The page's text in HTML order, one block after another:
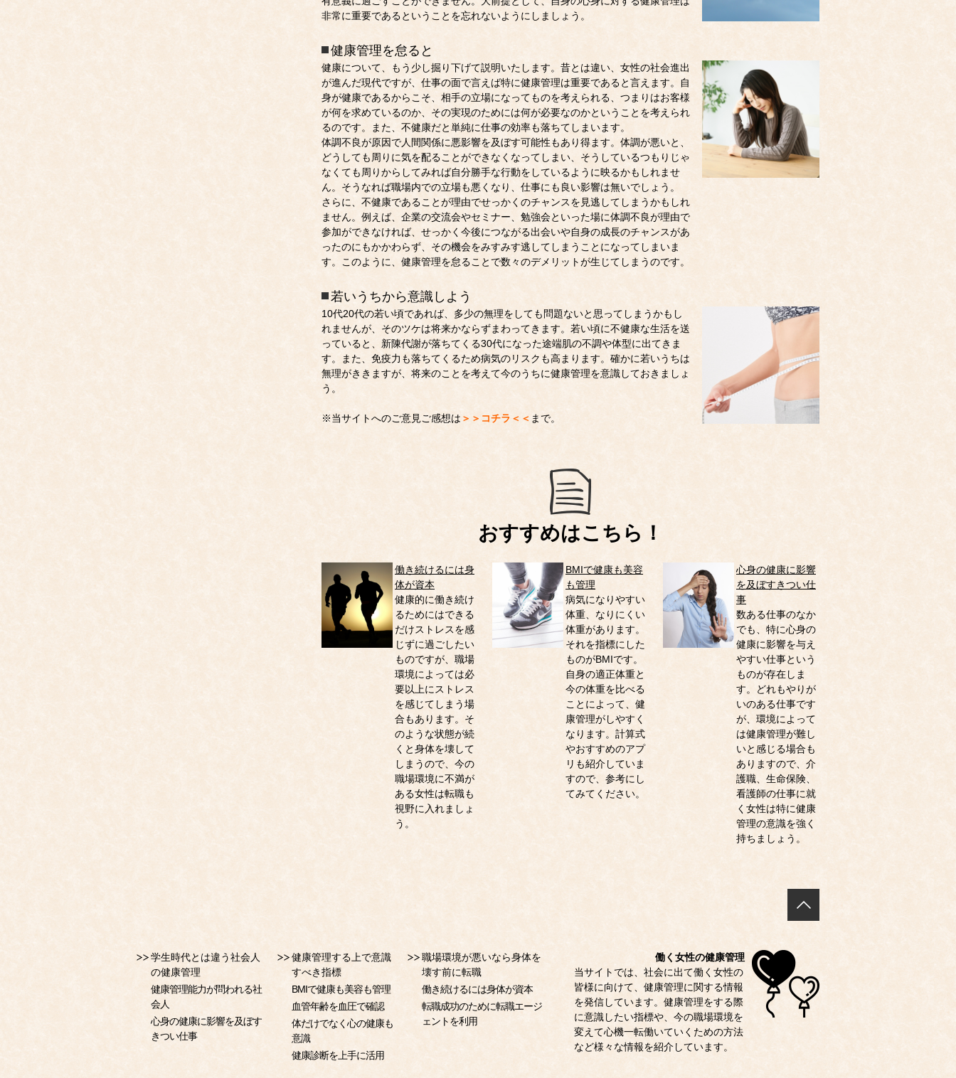
非常に重要であるということを忘れないようにしましょう。
健康管理を怠ると
健康について、もう少し掘り下げて説明いたします。昔とは違い、女性の社会進出
が進んだ現代ですが、仕事の面で言えば特に健康管理は重要であると言えます。自
身が健康であるからこそ、相手の立場になってものを考えられる、つまりはお客様
が何を求めているのか、その実現のためには何が必要なのかということを考えられ
るのです。また、不健康だと単純に仕事の効率も落ちてしまいます。
体調不良が原因で人間関係に悪影響を及ぼす可能性もあり得ます。体調が悪いと、
どうしても周りに気を配ることができなくなってしまい、そうしているつもりじゃ
なくても周りからしてみれば自分勝手な行動をしているように映るかもしれませ
ん。そうなれば職場内での立場も悪くなり、仕事にも良い影響は無いでしょう。
さらに、不健康であることが理由でせっかくのチャンスを見逃してしまうかもしれ
ません。例えば、企業の交流会やセミナー、勉強会といった場に体調不良が理由で
参加ができなければ、せっかく今後につながる出会いや自身の成長のチャンスがあ
ったのにもかかわらず、その機会をみすみす逃してしまうことになってしまいま
す。このように、健康管理を怠ることで数々のデメリットが生じてしまうのです。
若いうちから意識しよう
10代20代の若い頃であれば、多少の無理をしても問題ないと思ってしまうかもし
れませんが、そのツケは将来かならずまわってきます。若い頃に不健康な生活を送
っていると、新陳代謝が落ちてくる30代になった途端肌の不調や体型に出てきま
す。また、免疫力も落ちてくるため病気のリスクも高まります。確かに若いうちは
無理がききますが、将来のことを考えて今のうちに健康管理を意識しておきましょ
う。
※当サイトへのご意見ご感想は ＞＞コチラ＜＜ まで。
おすすめはこちら！
働き続けるには身
体が資本
健康的に働き続け
るためにはできる
だけストレスを感
じずに過ごしたい
ものですが、職場
環境によっては必
要以上にストレス
を感じてしまう場
合もあります。そ
のような状態が続
くと身体を壊して
しまうので、今の
職場環境に不満が
ある女性は転職も
視野に入れましょ
う。
BMIで健康も美容
も管理
病気になりやすい
体重、なりにくい
体重があります。
それを指標にした
ものがBMIです。
自身の適正体重と
今の体重を比べる
ことによって、健
康管理がしやすく
なります。計算式
やおすすめのアプ
リも紹介していま
すので、参考にし
てみてください。
心身の健康に影響
を及ぼすきつい仕
事
数ある仕事のなか
でも、特に心身の
健康に影響を与え
やすい仕事という
ものが存在しま
す。どれもやりが
いのある仕事です
が、環境によって
は健康管理が難し
いと感じる場合も
ありますので、介
護職、生命保険、
看護師の仕事に就
く女性は特に健康
管理の意識を強く
持ちましょう。
学生時代とは違う社会人
の健康管理
健康管理能力が問われる社
会人
心身の健康に影響を及ぼす
きつい仕事
健康管理する上で意識
すべき指標
BMIで健康も美容も管理
血管年齢を血圧で確認
体だけでなく心の健康も
意識
健康診断を上手に活用
職場環境が悪いなら身体を
壊す前に転職
働き続けるには身体が資本
転職成功のために転職エージ
ェントを利用
働く女性の健康管理
当サイトでは、社会に出て働く女性の
皆様に向けて、健康管理に関する情報
を発信しています。健康管理をする際
に意識したい指標や、今の職場環境を
変えて心機一転働いていくための方法
など様々な情報を紹介しています。